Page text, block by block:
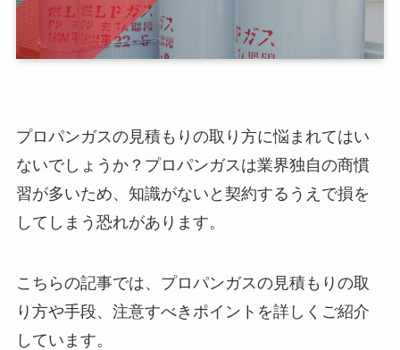
プロパンガスの見積もりの取り方に悩まれてはい
ないでしょうか？プロパンガスは業界独自の商慣
習が多いため、知識がないと契約するうえで損を
してしまう恐れがあります。
こちらの記事では、プロパンガスの見積もりの取
り方や手段、注意すべきポイントを詳しくご紹介
しています。